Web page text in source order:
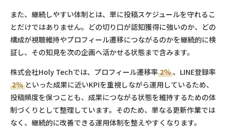
また、継続しやすい体制とは、単に投稿スケジュールを守れるこ
とだけではありません。どの切り口が認知獲得に強いのか、どの
構成が視聴維持やプロフィール遷移につながるのかを継続的に検
証し、その知見を次の企画へ活かせる状態まで含みます。
株式会社Holy Techでは、プロフィール遷移率 2％ 、LINE登録率
2％ といった成果に近いKPIを重視しながら運用しているため、
投稿頻度を保つことも、成果につながる状態を維持するための体
制づくりとして整理しています。そのため、単なる更新作業では
なく、継続的に改善できる運用体制を整えやすくなります。